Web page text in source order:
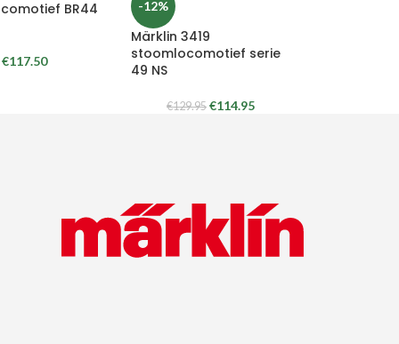
BR44
€117.50
-12%
Märklin 3419
stoomlocomotief serie
49 NS
€129.95 €114.95